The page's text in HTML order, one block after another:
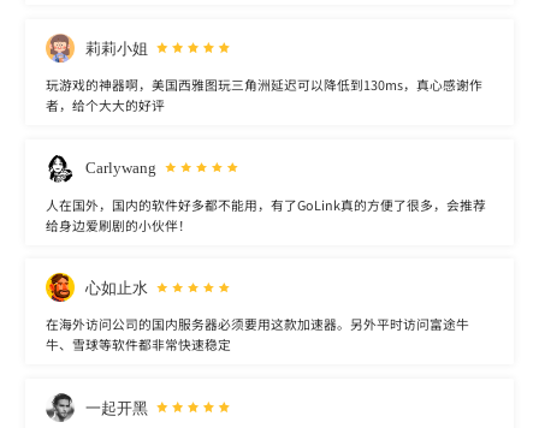
莉莉小姐
玩游戏的神器啊，美国西雅图玩三角洲延迟可以降低到130ms，真心感谢作
者，给个大大的好评
Carlywang
人在国外，国内的软件好多都不能用，有了GoLink真的方便了很多，会推荐
给身边爱刷剧的小伙伴！
心如止水
在海外访问公司的国内服务器必须要用这款加速器。另外平时访问富途牛
牛、雪球等软件都非常快速稳定
一起开黑